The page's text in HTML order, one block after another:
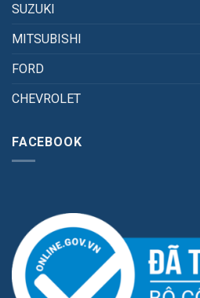
SUZUKI
MITSUBISHI
FORD
CHEVROLET
FACEBOOK